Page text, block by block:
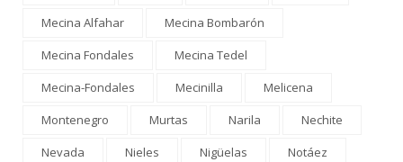
Mecina Alfahar
Mecina Bombarón
Mecina Fondales
Mecina Tedel
Mecina-Fondales
Mecinilla
Melicena
Montenegro
Murtas Narila
Nechite
Nevada
Nieles Nigüelas
Notáez